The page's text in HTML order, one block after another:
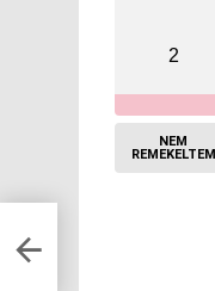
2
NEM
REMEKELTEM